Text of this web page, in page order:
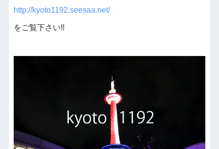
http://kyoto1192.seesaa.net/
をご覧下さい!!